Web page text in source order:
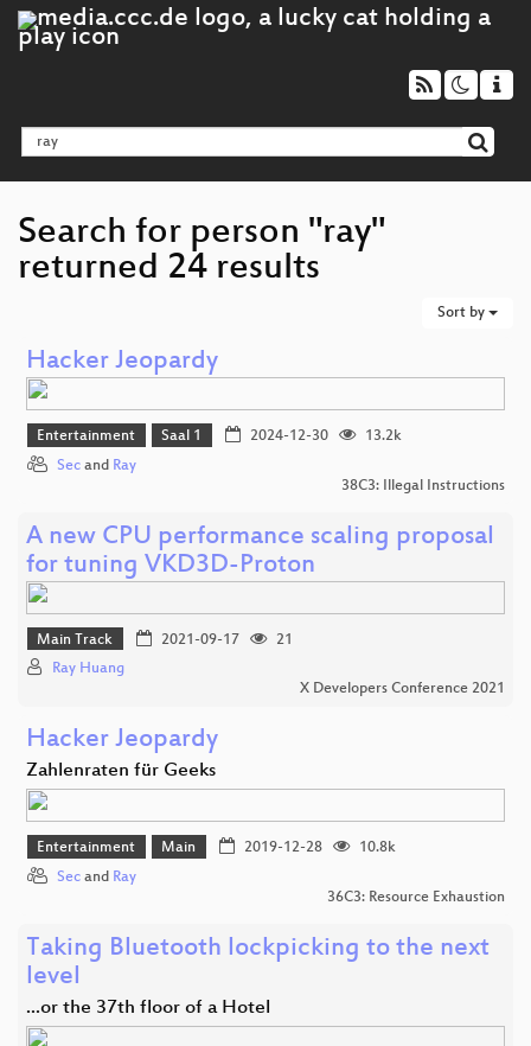
Search for person "ray"
returned 24 results
Sort by
Hacker Jeopardy
Entertainment Saal 1 2024-12-30
13.2k
Sec and Ray
38C3: Illegal Instructions
A new CPU performance scaling proposal
for tuning VKD3D-Proton
Main Track 2021-09-17
21
Ray Huang
X Developers Conference 2021
Hacker Jeopardy
Zahlenraten für Geeks
Entertainment Main 2019-12-28
10.8k
Sec and Ray
36C3: Resource Exhaustion
Taking Bluetooth lockpicking to the next
level
...or the 37th floor of a Hotel